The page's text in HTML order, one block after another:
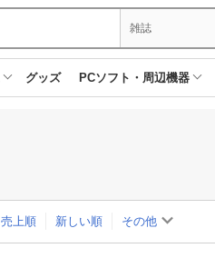
雑誌
グッズ PCソフト・周辺機器
売上順 新しい順 その他